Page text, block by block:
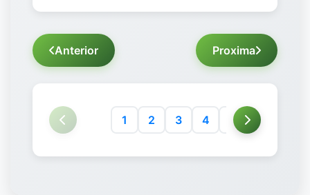
Anterior Proxima
1 2 3 4 5 6